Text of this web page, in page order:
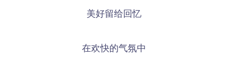
美好留给回忆
在欢快的气氛中